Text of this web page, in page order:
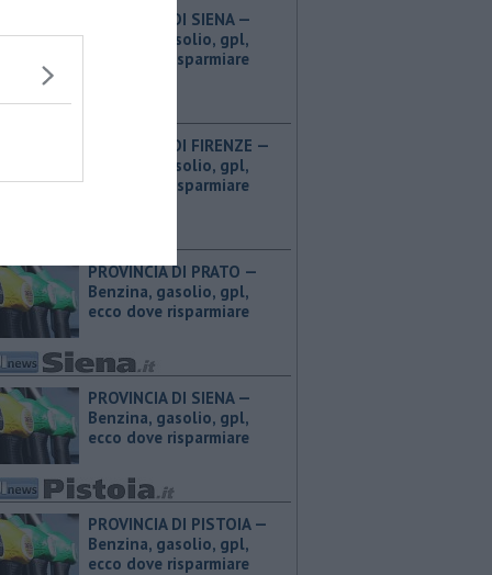
PROVINCIA DI SIENA — ​
Benzina, gasolio, gpl,
ecco dove risparmiare
PROVINCIA DI FIRENZE — ​
Benzina, gasolio, gpl,
ecco dove risparmiare
PROVINCIA DI PRATO — ​
Benzina, gasolio, gpl,
ecco dove risparmiare
PROVINCIA DI SIENA — ​
Benzina, gasolio, gpl,
ecco dove risparmiare
PROVINCIA DI PISTOIA — ​
Benzina, gasolio, gpl,
ecco dove risparmiare